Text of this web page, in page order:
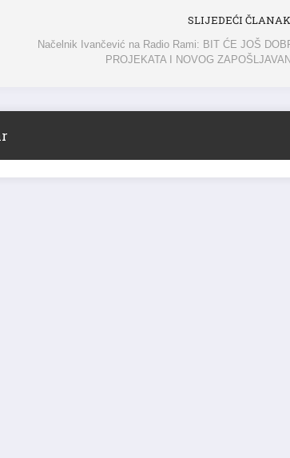
SLIJEDEĆI ČLANAK
Načelnik Ivančević na Radio Rami: BIT ĆE JOŠ
PROJEKATA I NOVOG